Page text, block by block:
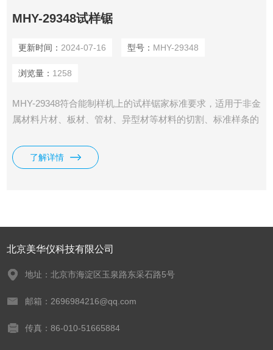
MHY-29348试样锯
更新时间： 2024-07-16 型号： MHY-29348
浏览量： 1258
MHY-29348符合能制样机上的试样锯家标准要求，适用于非金
属材料片材、板材、管材、异型材等材料的切割、标准样条的
了解详情
北京美华仪科技有限公司
地址：北京市海淀区玉泉路东采石路5号
邮箱：2696984216@qq.com
传真：86-010-51665884